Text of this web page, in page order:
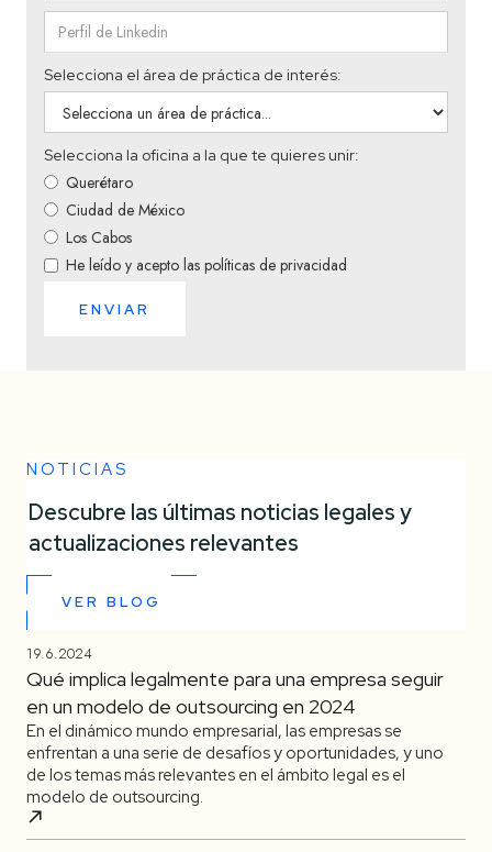
Selecciona el área de práctica de interés:
Selecciona la oficina a la que te quieres unir:
Querétaro
Ciudad de México
Los Cabos
He leído y acepto las políticas de privacidad
NOTICIAS
Descubre las últimas noticias legales y
actualizaciones relevantes
VER BLOG
19.6.2024
Qué implica legalmente para una empresa seguir
en un modelo de outsourcing en 2024
En el dinámico mundo empresarial, las empresas se
enfrentan a una serie de desafíos y oportunidades, y uno
de los temas más relevantes en el ámbito legal es el
modelo de outsourcing.